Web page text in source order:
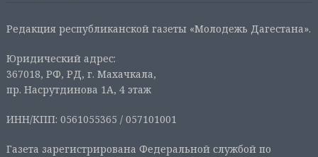
Редакция республиканской газеты «Молодежь Дагестана».
Юридический адрес:
367018, РФ, РД, г. Махачкала,
пр. Насрутдинова 1А, 4 этаж
ИНН/КПП: 0561055365 / 057101001
Газета зарегистрирована Федеральной службой по